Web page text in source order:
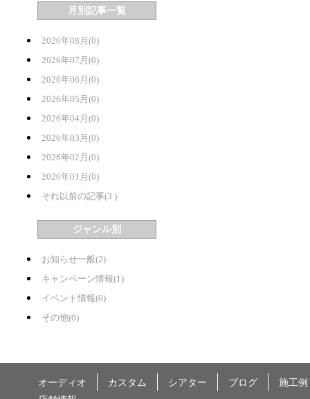
月別記事一覧
2026年08月(0)
2026年07月(0)
2026年06月(0)
2026年05月(0)
2026年04月(0)
2026年03月(0)
2026年02月(0)
2026年01月(0)
それ以前の記事(3 )
ジャンル別
お知らせ一般(2)
キャンペーン情報(1)
イベント情報(0)
その他(0)
オーディオ カスタム シアター ブログ
施工例